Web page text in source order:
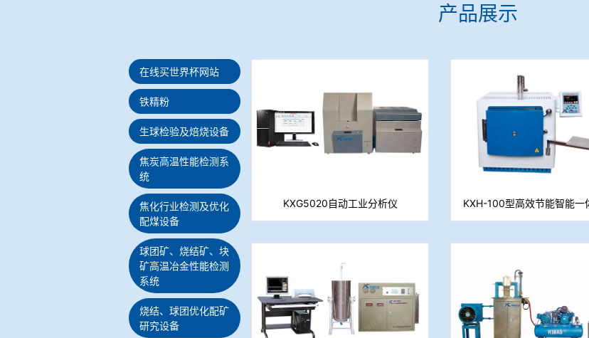
产品展示
在线买世界杯网站
铁精粉
生球检验及焙烧设备
焦炭高温性能检测系
统
焦化行业检测及优化
配煤设备
球团矿、烧结矿、块
矿高温冶金性能检测
系统
烧结、球团优化配矿
研究设备
KXG5020自动工业分析仪
KXH-100型高效节能智能一
炉